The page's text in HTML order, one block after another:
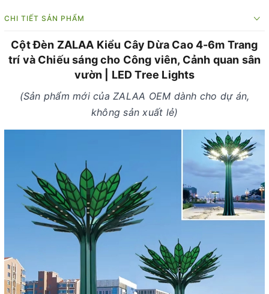
CHI TIẾT SẢN PHẨM
Cột Đèn ZALAA Kiểu Cây Dừa Cao 4-6m Trang
trí và Chiếu sáng cho Công viên, Cảnh quan sân
vườn | LED Tree Lights
(Sản phẩm mới của ZALAA OEM dành cho dự án,
không sản xuất lẻ)